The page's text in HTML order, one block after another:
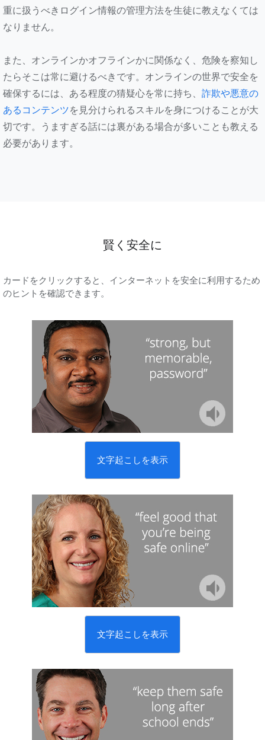
重に扱うべきログイン情報の管理方法を生徒に教えなくては
なりません。
また、オンラインかオフラインかに関係なく、危険を察知し
たらそこは常に避けるべきです。オンラインの世界で安全を
確保するには、ある程度の猜疑心を常に持ち、 詐欺や悪意の
あるコンテンツを見分けられるスキルを身につけることが大
切です。うますぎる話には裏がある場合が多いことも教える
必要があります。
賢く安全に
カードをクリックすると、インターネットを安全に利用するため
のヒントを確認できます。
文字起こしを表示
文字起こしを表示